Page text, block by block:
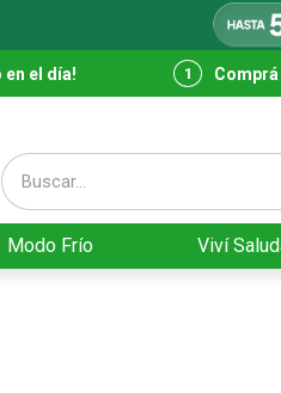
en el día! Comprá
Buscar...
Modo Frío Viví
buscados